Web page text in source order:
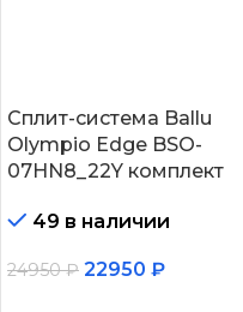
Сплит-система Ballu
Olympio Edge BSO-
07HN8_22Y комплект
49 в наличии
24950₽ 22950 ₽